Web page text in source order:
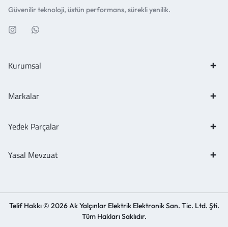
Güvenilir teknoloji, üstün performans, sürekli yenilik.
Kurumsal
Markalar
Yedek Parçalar
Yasal Mevzuat
Telif Hakkı © 2026 Ak Yalçınlar Elektrik Elektronik San. Tic. Ltd. Şti.
Tüm Hakları Saklıdır.